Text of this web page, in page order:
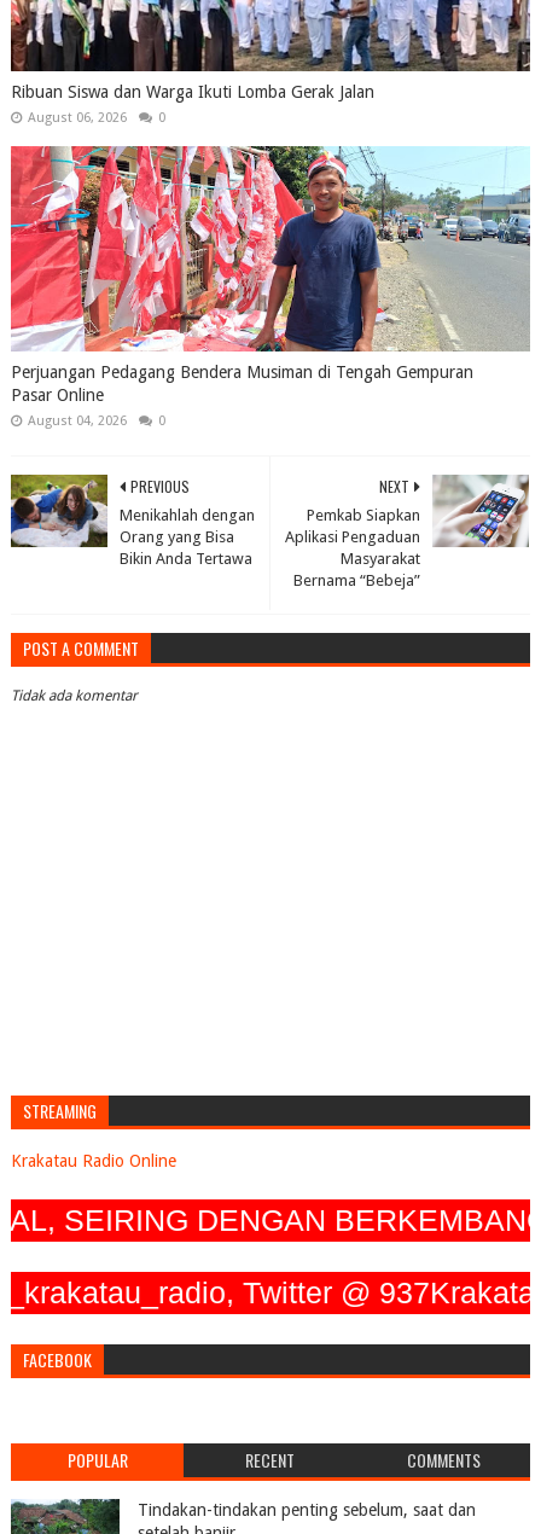
Ribuan Siswa dan Warga Ikuti Lomba Gerak Jalan
August 06, 2026 0
Perjuangan Pedagang Bendera Musiman di Tengah Gempuran
Pasar Online
August 04, 2026 0
NEXT
Pemkab Siapkan
Aplikasi Pengaduan
Masyarakat
Bernama “Bebeja”
PREVIOUS
Menikahlah dengan
Orang yang Bisa
Bikin Anda Tertawa
POST A COMMENT
Tidak ada komentar
STREAMING
Krakatau Radio Online
DENGAN
Twitter @
FACEBOOK
POPULAR RECENT COMMENTS
Tindakan-tindakan penting sebelum, saat dan